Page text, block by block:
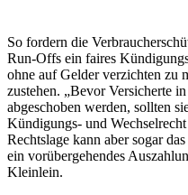
So fordern die
Run-Offs ein faires
ohne auf Gelder verzichten zu
zustehen. „Bevor Versicherte
abgeschoben werden, sollten
Kündigungs- und
Rechtslage kann aber sogar
ein vorübergehendes
Kleinlein.